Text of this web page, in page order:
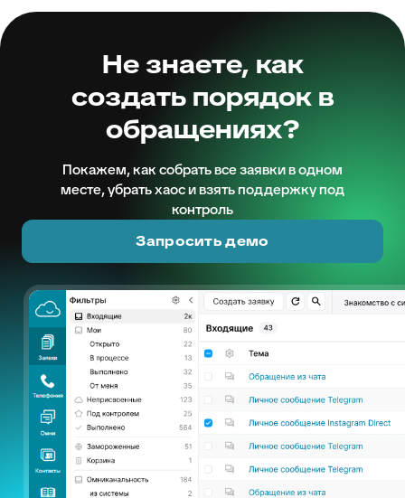
Не знаете, как
создать порядок в
обращениях?
Покажем, как собрать все заявки в одном
месте, убрать хаос и взять поддержку под
контроль
Запросить демо